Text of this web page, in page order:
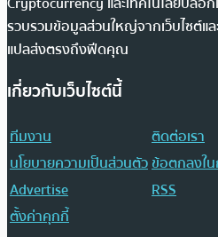
รวบรวมข้อมูลส่วนใหญ่จากเว็บไซต์แล
แปลส่งตรงถึงฟีดคุณ
เกี่ยวกับเว็บไซต์นี้
ทีมงาน
ติดต่อเรา
นโยบายความเป็นส่วนตัวข้อตกลงใ
Advertise
RSS
ตั้งค่าคุกกี้